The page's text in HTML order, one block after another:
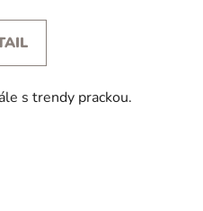
s trendy prackou.